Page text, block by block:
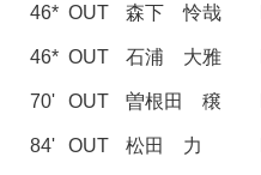
46* OUT 森下 怜哉
46* OUT 石浦 大雅
70' OUT 曽根田 穣
84' OUT 松田 力